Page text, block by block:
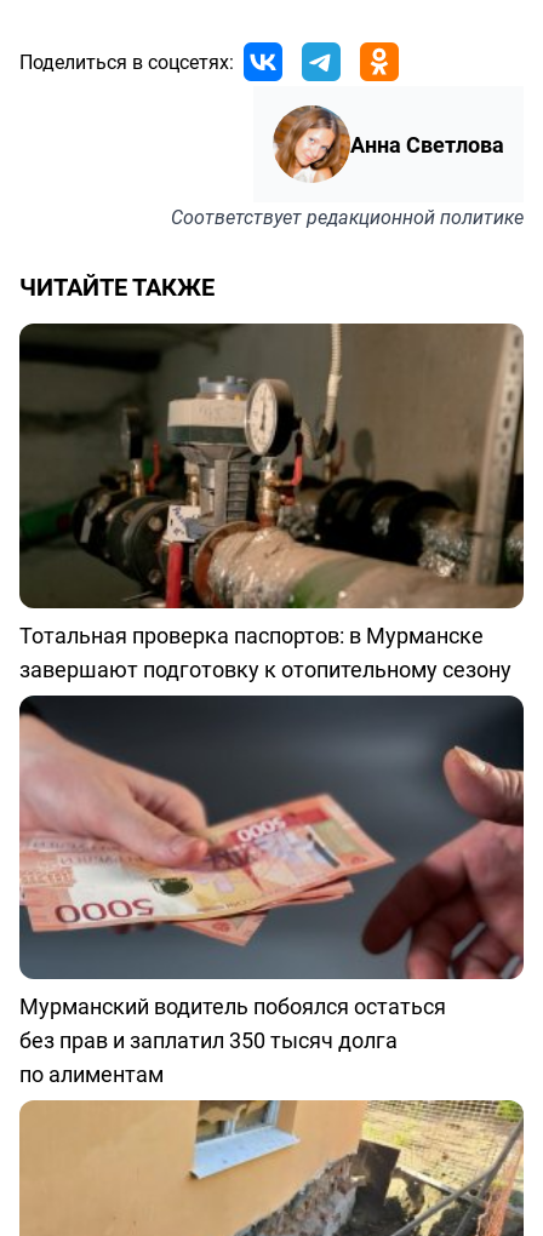
Поделиться в соцсетях:
Анна Светлова
Соответствуетредакционной политике
ЧИТАЙТЕ ТАКЖЕ
Тотальная проверка паспортов: в Мурманске
завершают подготовку к отопительному сезону
Мурманский водитель побоялся остаться
без прав и заплатил 350 тысяч долга
по алиментам